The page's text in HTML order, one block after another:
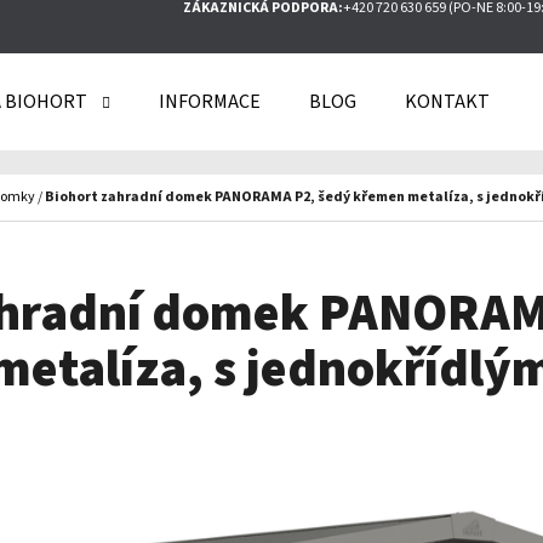
ZÁKAZNICKÁ PODPORA:+420 720 630 659 (PO-NE 8:00-
BIOHORT INFORMACE BLOG KONTAKT
/Biohort zahradní domek PANORAMA P2, šedý křemen metalíza, s
domek
s
DOPORUČUJEME